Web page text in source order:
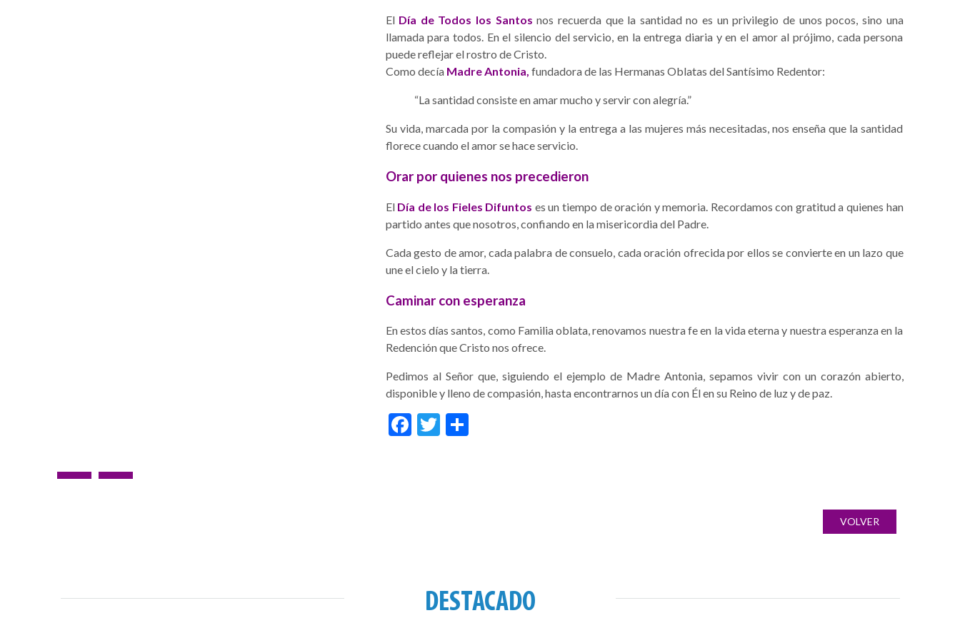
El Día de Todos los Santos nos recuerda que la santidad no es un privilegio de unos pocos, sino una
llamada para todos. En el silencio del servicio, en la entrega diaria y en el amor al prójimo, cada persona
puede reflejar el rostro de Cristo.
Como decía Madre Antonia, fundadora de las Hermanas Oblatas del Santísimo Redentor:
“La santidad consiste en amar mucho y servir con alegría.”
Su vida, marcada por la compasión y la entrega a las mujeres más necesitadas, nos enseña que la santidad
florece cuando el amor se hace servicio.
Orar por quienes nos precedieron
El Día de los Fieles Difuntos es un tiempo de oración y memoria. Recordamos con gratitud a quienes han
partido antes que nosotros, confiando en la misericordia del Padre.
Cada gesto de amor, cada palabra de consuelo, cada oración ofrecida por ellos se convierte en un lazo que
une el cielo y la tierra.
Caminar con esperanza
En estos días santos, como Familia oblata, renovamos nuestra fe en la vida eterna y nuestra esperanza en la
Redención que Cristo nos ofrece.
Pedimos al Señor que, siguiendo el ejemplo de Madre Antonia, sepamos vivir con un corazón abierto,
disponible y lleno de compasión, hasta encontrarnos un día con Él en su Reino de luz y de paz.
Facebook
Twitter
Compartir
Navegación
NOTICIASIGUIENTE
VOLVER
DESTACADO